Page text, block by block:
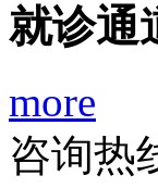
就诊通
more
咨询热